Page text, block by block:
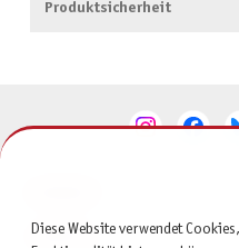
Produktsicherheit
SERVICE
Diese Website verwendet